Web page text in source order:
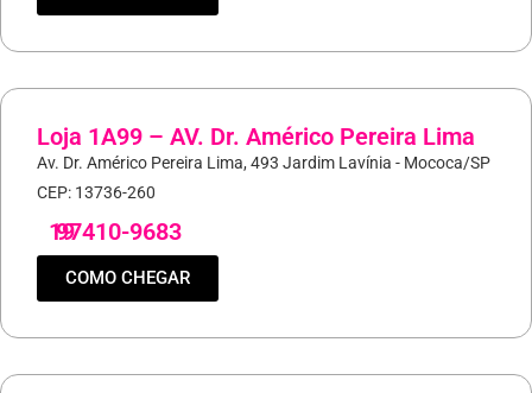
Loja 1A99 – AV. Dr. Américo Pereira Lima
Av. Dr. Américo Pereira Lima, 493 Jardim Lavínia - Mococa/SP
CEP: 13736-260
19
97410-9683
COMO CHEGAR